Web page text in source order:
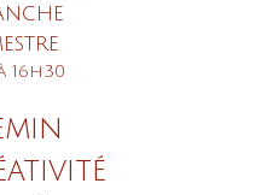
16h30